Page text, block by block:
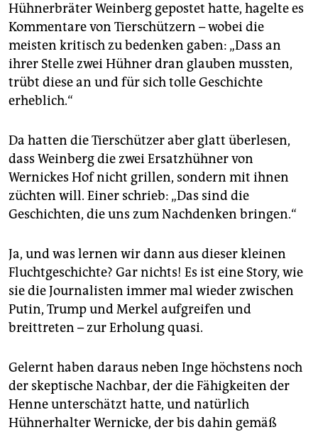
Hühnerbräter Weinberg gepostet hatte, hagelte es
Kommentare von Tierschützern – wobei die
meisten kritisch zu bedenken gaben: „Dass an
ihrer Stelle zwei Hühner dran glauben mussten,
trübt diese an und für sich tolle Geschichte
erheblich.“
Da hatten die Tierschützer aber glatt überlesen,
dass Weinberg die zwei Ersatzhühner von
Wernickes Hof nicht grillen, sondern mit ihnen
züchten will. Einer schrieb: „Das sind die
Geschichten, die uns zum Nachdenken bringen.“
Ja, und was lernen wir dann aus dieser kleinen
Fluchtgeschichte? Gar nichts! Es ist eine Story, wie
sie die Journalisten immer mal wieder zwischen
Putin, Trump und Merkel aufgreifen und
breittreten – zur Erholung quasi.
Gelernt haben daraus neben Inge höchstens noch
der skeptische Nachbar, der die Fähigkeiten der
Henne unterschätzt hatte, und natürlich
Hühnerhalter Wernicke, der bis dahin gemäß